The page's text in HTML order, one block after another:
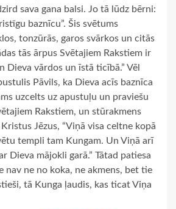
sava gana balsi. Jo tā lūdz bērni:
baznīcu”. Šis svētums
tonzūrās, garos svārkos un citās
tās ārpus Svētajiem Rakstiem ir
Dieva vārdos un īstā ticībā.” Vēl
Pāvils, ka Dieva acīs baznīca
uzcelts uz apustuļu un praviešu
Rakstiem, un stūrakmens
Jēzus, “Viņā visa celtne kopā
templi tam Kungam. Un Viņā arī
Dieva mājokli garā.” Tātad patiesa
nav ne no koka, ne akmens, bet tie
tā Kunga ļaudis, kas ticat Viņa